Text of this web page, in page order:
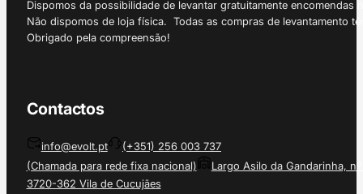
Dispomos da possibilidade de levantar gratuitamente
Não dispomos de loja física. Todas as compras de levantamento
Obrigado pela compreensão!
Contactos
info@evolt.pt
(+351) 256 003 737
(Chamada para rede fixa nacional)
Largo Asilo da Gandarinha, nº
3720-362 Vila de Cucujães